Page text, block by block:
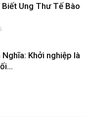
Ung Thư Tế Bào
Khởi nghiệp là